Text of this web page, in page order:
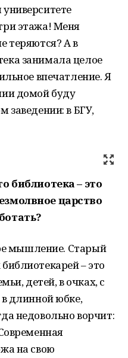
этажа! Меня
теряются? А в
занимала целое
впечатление. Я
домой буду
заведении: в БГУ,
библиотека – это
царство
мышление. Старый
– это
детей, в очках, с
длинной юбке,
недовольно ворчит:
на свою